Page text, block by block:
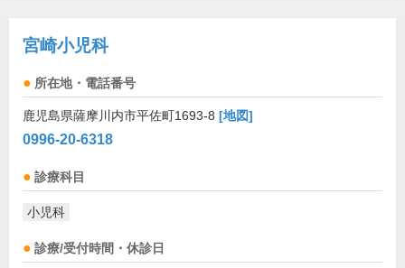
宮崎小児科
所在地・電話番号
鹿児島県薩摩川内市平佐町1693-8 [地図]
0996-20-6318
診療科目
小児科
診療/受付時間・休診日